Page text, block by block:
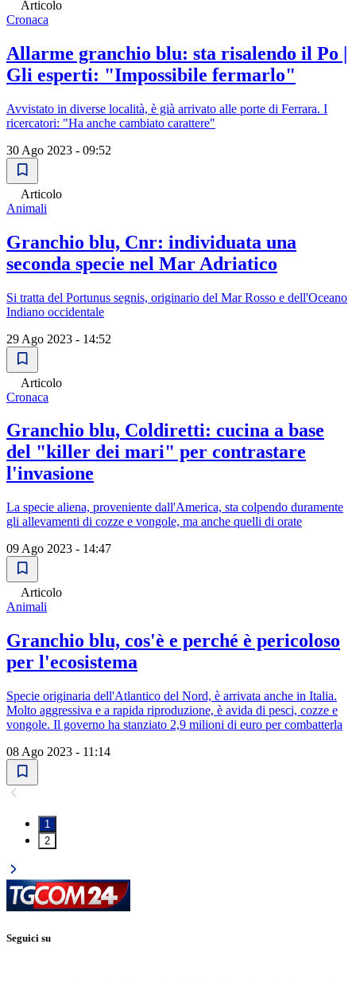
Articolo
Cronaca
Allarme granchio blu: sta risalendo il Po |
Gli esperti: "Impossibile fermarlo"
Avvistato in diverse località, è già arrivato alle porte di Ferrara. I
ricercatori: "Ha anche cambiato carattere"
30 Ago 2023 - 09:52
Articolo
Animali
Granchio blu, Cnr: individuata una
seconda specie nel Mar Adriatico
Si tratta del Portunus segnis, originario del Mar Rosso e dell'Oceano
Indiano occidentale
29 Ago 2023 - 14:52
Articolo
Cronaca
Granchio blu, Coldiretti: cucina a base
del "killer dei mari" per contrastare
l'invasione
La specie aliena, proveniente dall'America, sta colpendo duramente
gli allevamenti di cozze e vongole, ma anche quelli di orate
09 Ago 2023 - 14:47
Articolo
Animali
Granchio blu, cos'è e perché è pericoloso
per l'ecosistema
Specie originaria dell'Atlantico del Nord, è arrivata anche in Italia.
Molto aggressiva e a rapida riproduzione, è avida di pesci, cozze e
vongole. Il governo ha stanziato 2,9 milioni di euro per combatterla
08 Ago 2023 - 11:14
1
2
Seguici su